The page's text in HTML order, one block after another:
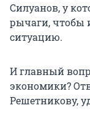
Силуанов, у
рычаги, чтобы
ситуацию.
И главный
экономики?
Решетникову,